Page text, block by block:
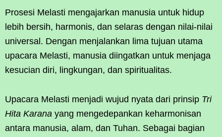
Prosesi Melasti mengajarkan manusia untuk hidup
lebih bersih, harmonis, dan selaras dengan nilai-nilai
universal. Dengan menjalankan lima tujuan utama
upacara Melasti, manusia diingatkan untuk menjaga
kesucian diri, lingkungan, dan spiritualitas.
Upacara Melasti menjadi wujud nyata dari prinsip Tri
Hita Karana yang mengedepankan keharmonisan
antara manusia, alam, dan Tuhan. Sebagai bagian